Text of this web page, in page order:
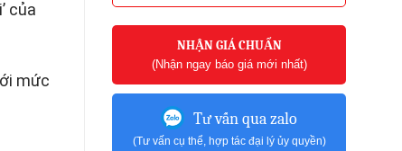
của
mức
NHẬN GIÁ CHUẨN
(Nhận ngay báo giá mới nhất)
Tư vấn qua zalo
(Tư vấn cụ thể, hợp tác đại lý ủy quyền)